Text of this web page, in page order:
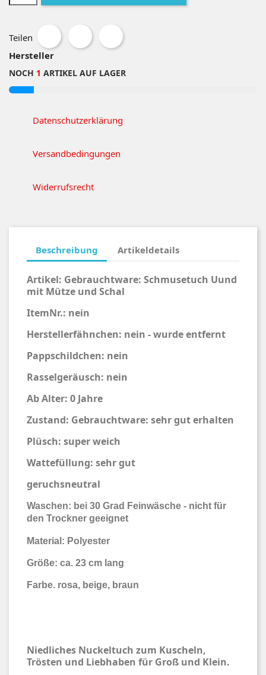
Teilen
Hersteller
NOCH 1 ARTIKEL AUF LAGER
Datenschutzerklärung
Versandbedingungen
Widerrufsrecht
Beschreibung Artikeldetails
Artikel: Gebrauchtware: Schmusetuch Uund
mit Mütze und Schal
ItemNr.: nein
Herstellerfähnchen: nein - wurde entfernt
Pappschildchen: nein
Rasselgeräusch: nein
Ab Alter: 0 Jahre
Zustand: Gebrauchtware: sehr gut erhalten
Plüsch: super weich
Wattefüllung: sehr gut
geruchsneutral
Waschen: bei 30 Grad Feinwäsche - nicht für
den Trockner geeignet
Material: Polyester
Größe: ca. 23 cm lang
Farbe. rosa, beige, braun
Niedliches Nuckeltuch zum Kuscheln,
Trösten und Liebhaben für Groß und Klein.